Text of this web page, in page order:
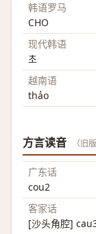
韩语罗马
CHO
现代韩语
초
越南语
thảo
方言读音 （旧
广东话
cou2
客家话
[沙头角腔]